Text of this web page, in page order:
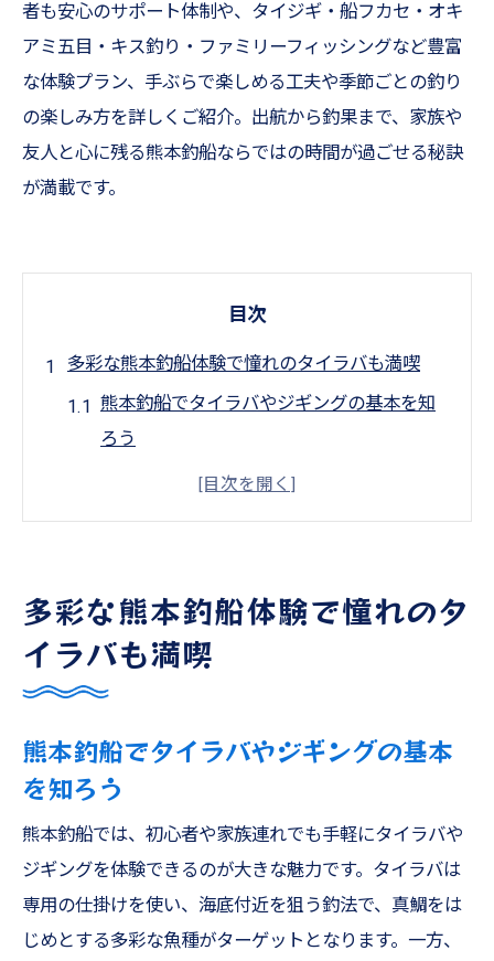
者も安心のサポート体制や、タイジギ・船フカセ・オキ
アミ五目・キス釣り・ファミリーフィッシングなど豊富
な体験プラン、手ぶらで楽しめる工夫や季節ごとの釣り
の楽しみ方を詳しくご紹介。出航から釣果まで、家族や
友人と心に残る熊本釣船ならではの時間が過ごせる秘訣
が満載です。
目次
多彩な熊本釣船体験で憧れのタイラバも満喫
熊本釣船でタイラバやジギングの基本を知
ろう
天草遊漁船で楽しむアジングとテンヤ体験
根魚やアコウを狙うジギングの魅力とコツ
用法
タコ・コウイカ・アオリイカ釣りの旬を楽
しむ
家族釣りにおすすめのファミリーフィッシ
ング体験
タイジギやSLJで親子の思い出を作ろう
ファミリー五目釣りで簡単お手軽に魚を狙
う方法
ティップランやキス釣りで季節の魚を満喫
多彩な熊本釣船体験で憧れのタ
イラバも満喫
熊本釣船でタイラバやジギングの基本
を知ろう
熊本釣船では、初心者や家族連れでも手軽にタイラバや
ジギングを体験できるのが大きな魅力です。タイラバは
専用の仕掛けを使い、海底付近を狙う釣法で、真鯛をは
じめとする多彩な魚種がターゲットとなります。一方、